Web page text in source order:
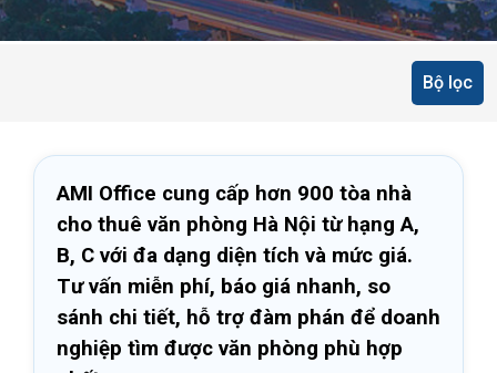
Bộ lọc
AMI Office cung cấp hơn 900 tòa nhà
cho thuê văn phòng Hà Nội từ hạng A,
B, C với đa dạng diện tích và mức giá.
Tư vấn miễn phí, báo giá nhanh, so
sánh chi tiết, hỗ trợ đàm phán để doanh
nghiệp tìm được văn phòng phù hợp